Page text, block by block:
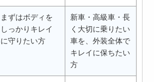
まずはボディを
しっかりキレイ
に守りたい方
新車・高級車・長
く大切に乗りたい
車を、外装全体で
キレイに保ちたい
方